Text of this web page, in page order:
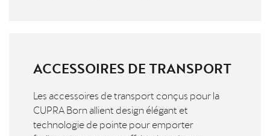
ACCESSOIRES DE TRANSPORT
Les accessoires de transport conçus pour la
CUPRA Born allient design élégant et
technologie de pointe pour emporter